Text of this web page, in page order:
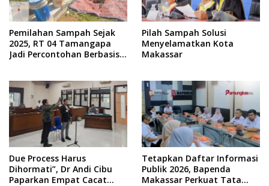
Pemilahan Sampah Sejak
2025, RT 04 Tamangapa
Jadi Percontohan Berbasis
Pilah Sampah Solusi
Menyelamatkan Kota
Makassar
Due Process Harus
Dihormati”, Dr Andi Cibu
Paparkan Empat Cacat
Tetapkan Daftar Informasi
Publik 2026, Bapenda
Makassar Perkuat Tata